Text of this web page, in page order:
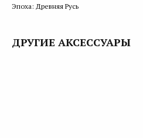
Эпоха: Древняя Русь
ДРУГИЕ АКСЕССУАРЫ